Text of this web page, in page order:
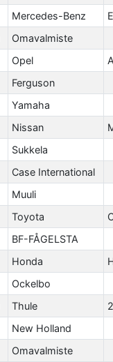
Mercedes-Benz
Omavalmiste
Opel
Ferguson
Yamaha
Nissan
Sukkela
Case International
Muuli
Toyota
BF-FÅGELSTA
Honda
Ockelbo
Thule
New Holland
Omavalmiste